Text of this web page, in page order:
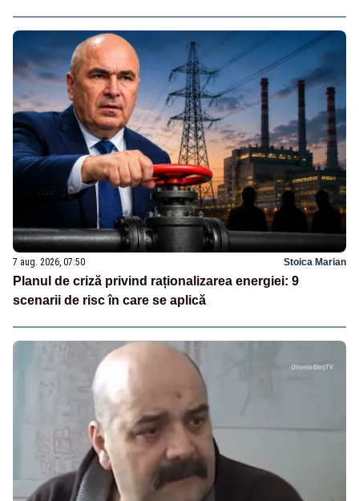
7 aug. 2026, 07:50 Stoica Marian
Planul de criză privind raționalizarea energiei: 9
scenarii de risc în care se aplică